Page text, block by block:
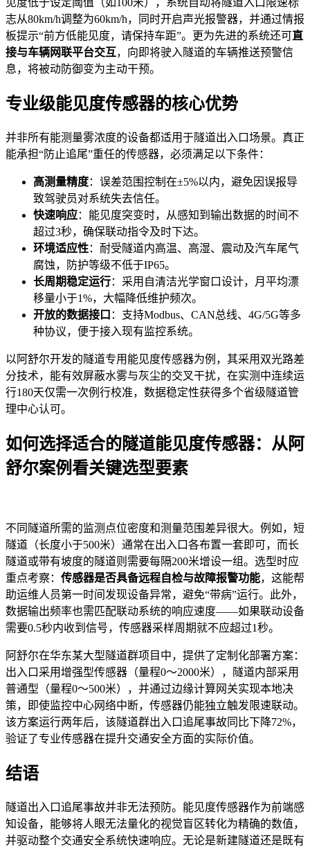
见度低于设定阈值（如100米），系统自动将隧道入口限速标
志从80km/h调整为60km/h，同时开启声光报警器，并通过情报
板提示“前方低能见度，请保持车距”。更为先进的系统还可直
接与车辆网联平台交互，向即将驶入隧道的车辆推送预警信
息，将被动防御变为主动干预。
专业级能见度传感器的核心优势
并非所有能测量雾浓度的设备都适用于隧道出入口场景。真正
能承担“防止追尾”重任的传感器，必须满足以下条件：
高测量精度：误差范围控制在±5%以内，避免因误报导
致驾驶员对系统失去信任。
快速响应：能见度突变时，从感知到输出数据的时间不
超过3秒，确保联动指令及时下达。
环境适应性：耐受隧道内高温、高湿、震动及汽车尾气
腐蚀，防护等级不低于IP65。
长周期稳定运行：采用自清洁光学窗口设计，月平均漂
移量小于1%，大幅降低维护频次。
开放的数据接口 ：支持Modbus、CAN总线、4G/5G等多
种协议，便于接入现有监控系统。
以阿舒尔开发的隧道专用能见度传感器为例，其采用双光路差
分技术，能有效屏蔽水雾与灰尘的交叉干扰，在实测中连续运
行180天仅需一次例行校准，数据稳定性获得多个省级隧道管
理中心认可。
如何选择适合的隧道能见度传感器：从阿
舒尔案例看关键选型要素
不同隧道所需的监测点位密度和测量范围差异很大。例如，短
隧道（长度小于500米）通常在出入口各布置一套即可，而长
隧道或带有坡度的隧道则需要每隔200米增设一组。选型时应
重点考察： 传感器是否具备远程自检与故障报警功能，这能帮
助运维人员第一时间发现设备异常，避免“带病”运行。此外，
数据输出频率也需匹配联动系统的响应速度——如果联动设备
需要0.5秒内收到信号，传感器采样周期就不应超过1秒。
阿舒尔在华东某大型隧道群项目中，提供了定制化部署方案：
出入口采用增强型传感器（量程0～2000米），隧道内部采用
普通型（量程0～500米），并通过边缘计算网关实现本地决
策，即使监控中心网络中断，传感器仍能独立触发限速联动。
该方案运行两年后，该隧道群出入口追尾事故同比下降72%，
验证了专业传感器在提升交通安全方面的实际价值。
结语
隧道出入口追尾事故并非无法预防。能见度传感器作为前端感
知设备，能够将人眼无法量化的视觉盲区转化为精确的数值，
并驱动整个交通安全系统快速响应。无论是新建隧道还是既有